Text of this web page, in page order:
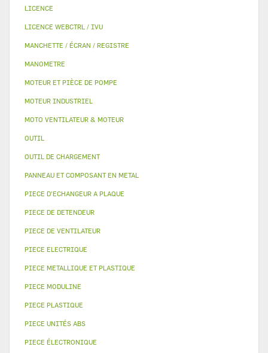
LICENCE
LICENCE WEBCTRL / IVU
MANCHETTE / ÉCRAN / REGISTRE
MANOMETRE
MOTEUR ET PIÈCE DE POMPE
MOTEUR INDUSTRIEL
MOTO VENTILATEUR & MOTEUR
OUTIL
OUTIL DE CHARGEMENT
PANNEAU ET COMPOSANT EN METAL
PIECE D'ECHANGEUR A PLAQUE
PIECE DE DETENDEUR
PIECE DE VENTILATEUR
PIECE ELECTRIQUE
PIECE METALLIQUE ET PLASTIQUE
PIECE MODULINE
PIECE PLASTIQUE
PIECE UNITÉS ABS
PIECE ÉLECTRONIQUE